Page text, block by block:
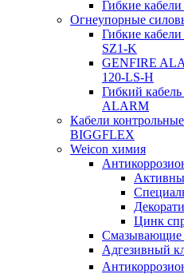
Гибкие
Огнеупорные
Гибкие
SZ1-K
GENFIRE
120-LS-H
Гибкий
ALARM
Кабели контрольные
BIGGFLEX
Weicon химия
Цинк
Смазывающие
Адгезивный